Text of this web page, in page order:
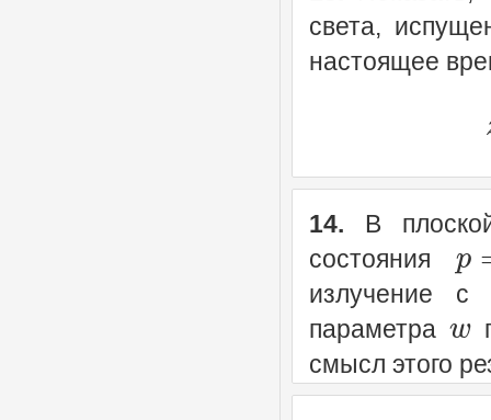
света,
настоящее
14. В
состояния p
излучение
параметраw
смысл этого